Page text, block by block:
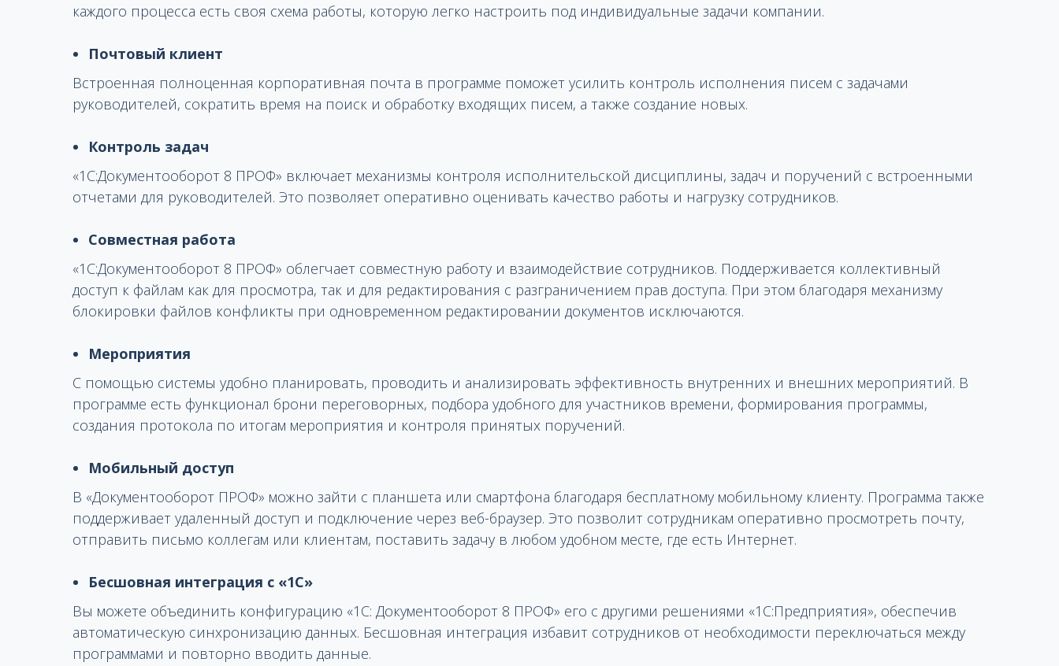
каждого процесса есть своя схема работы, которую легко настроить под индивидуальные задачи компании.
Почтовый клиент
Встроенная полноценная корпоративная почта в программе поможет усилить контроль исполнения писем с задачами
руководителей, сократить время на поиск и обработку входящих писем, а также создание новых.
Контроль задач
«1С:Документооборот 8 ПРОФ» включает механизмы контроля исполнительской дисциплины, задач и поручений с встроенными
отчетами для руководителей. Это позволяет оперативно оценивать качество работы и нагрузку сотрудников.
Совместная работа
«1С:Документооборот 8 ПРОФ» облегчает совместную работу и взаимодействие сотрудников. Поддерживается коллективный
доступ к файлам как для просмотра, так и для редактирования с разграничением прав доступа. При этом благодаря механизму
блокировки файлов конфликты при одновременном редактировании документов исключаются.
Мероприятия
С помощью системы удобно планировать, проводить и анализировать эффективность внутренних и внешних мероприятий. В
программе есть функционал брони переговорных, подбора удобного для участников времени, формирования программы,
создания протокола по итогам мероприятия и контроля принятых поручений.
Мобильный доступ
В «Документооборот ПРОФ» можно зайти с планшета или смартфона благодаря бесплатному мобильному клиенту. Программа также
поддерживает удаленный доступ и подключение через веб-браузер. Это позволит сотрудникам оперативно просмотреть почту,
отправить письмо коллегам или клиентам, поставить задачу в любом удобном месте, где есть Интернет.
Бесшовная интеграция с «1С»
Вы можете объединить конфигурацию «1С: Документооборот 8 ПРОФ» его с другими решениями «1С:Предприятия», обеспечив
автоматическую синхронизацию данных. Бесшовная интеграция избавит сотрудников от необходимости переключаться между
программами и повторно вводить данные.